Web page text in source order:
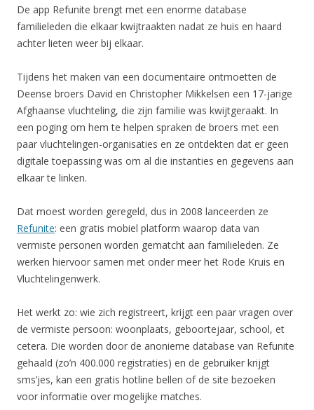
De app Refunite brengt met een enorme database
familieleden die elkaar kwijtraakten nadat ze huis en haard
achter lieten weer bij elkaar.
Tijdens het maken van een documentaire ontmoetten de
Deense broers David en Christopher Mikkelsen een 17-jarige
Afghaanse vluchteling, die zijn familie was kwijtgeraakt. In
een poging om hem te helpen spraken de broers met een
paar vluchtelingen-organisaties en ze ontdekten dat er geen
digitale toepassing was om al die instanties en gegevens aan
elkaar te linken.
Dat moest worden geregeld, dus in 2008 lanceerden ze
Refunite: een gratis mobiel platform waarop data van
vermiste personen worden gematcht aan familieleden. Ze
werken hiervoor samen met onder meer het Rode Kruis en
Vluchtelingenwerk.
Het werkt zo: wie zich registreert, krijgt een paar vragen over
de vermiste persoon: woonplaats, geboortejaar, school, et
cetera. Die worden door de anonieme database van Refunite
gehaald (zo’n 400.000 registraties) en de gebruiker krijgt
sms’jes, kan een gratis hotline bellen of de site bezoeken
voor informatie over mogelijke matches.